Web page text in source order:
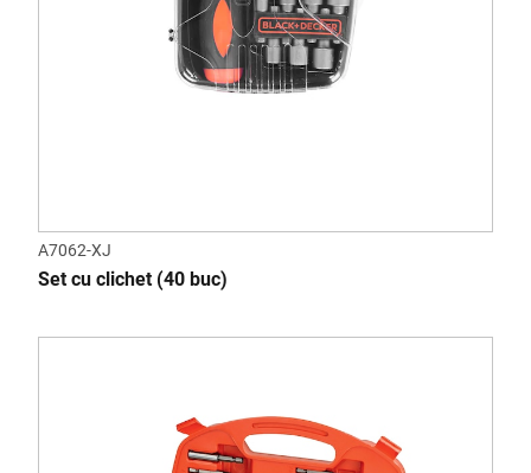
A7062-XJ
Set cu clichet (40 buc)